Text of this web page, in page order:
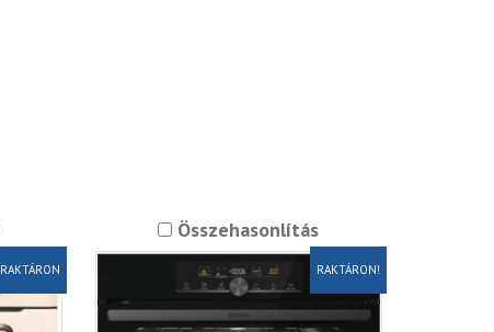
RAKTÁRON
Összehasonlítás
RAKTÁRON!